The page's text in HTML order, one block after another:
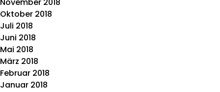
Oktober 2018
Juli 2018
Juni 2018
Mai 2018
März 2018
Februar 2018
Januar 2018